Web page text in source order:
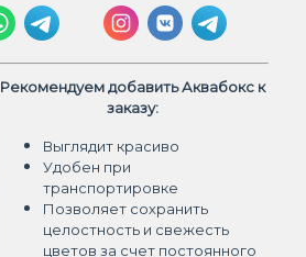
Рекомендуем добавить Аквабокс к
заказу:
Выглядит красиво
Удобен при
транспортировке
Позволяет сохранить
целостность и свежесть
цветов за счет постоянного